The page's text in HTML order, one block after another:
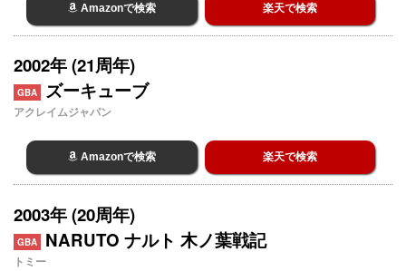
Amazonで検索 楽天で検索
2002年 (21周年)
GBA ズーキューブ
アクレイムジャパン
Amazonで検索 楽天で検索
2003年 (20周年)
GBA NARUTO ナルト 木ノ葉戦記
トミー